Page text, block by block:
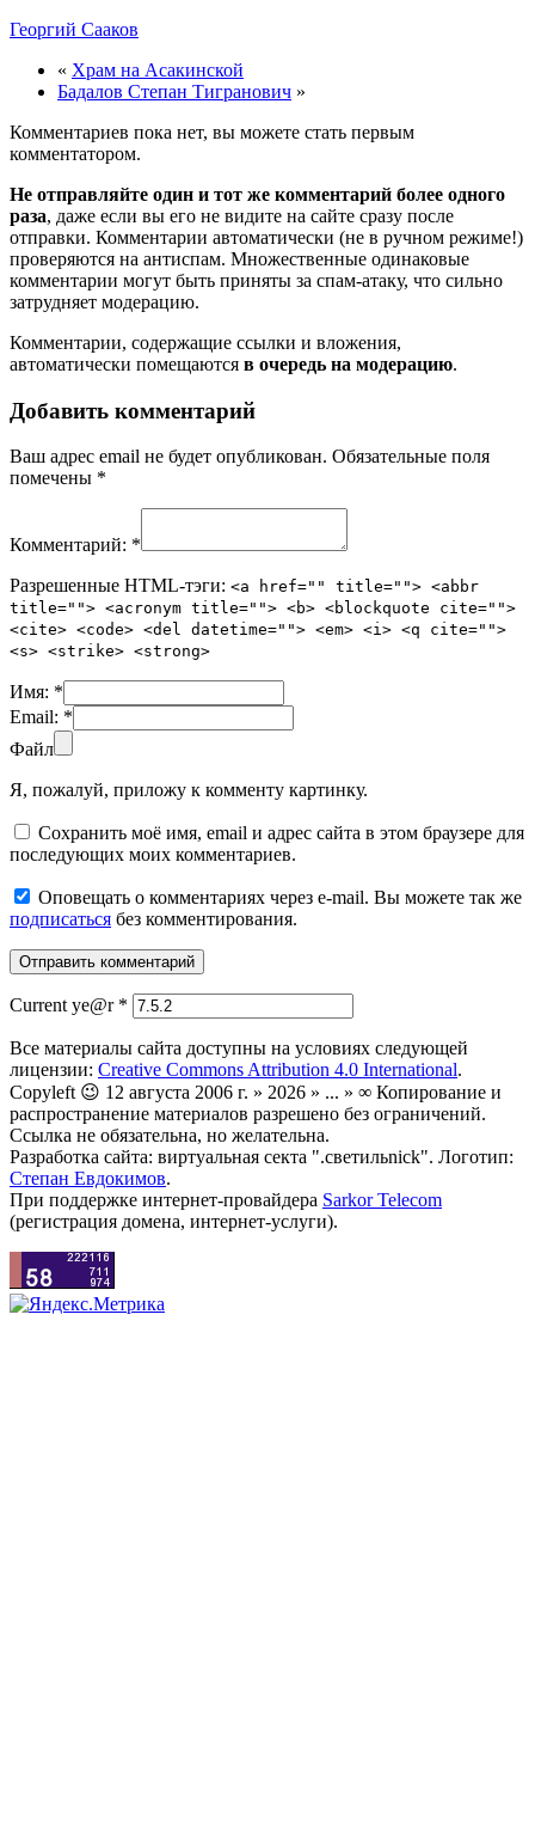
Георгий Сааков
« Храм на Асакинской
Бадалов Степан Тигранович »
Комментариев пока нет, вы можете стать первым
комментатором.
Не отправляйте один и тот же комментарий более одного
раза, даже если вы его не видите на сайте сразу после
отправки. Комментарии автоматически (не в ручном режиме!)
проверяются на антиспам. Множественные одинаковые
комментарии могут быть приняты за спам-атаку, что сильно
затрудняет модерацию.
Комментарии, содержащие ссылки и вложения,
автоматически помещаются в очередь на модерацию.
Добавить комментарий
Ваш адрес email не будет опубликован. Обязательные поля
помечены *
Комментарий: *
Разрешенные HTML-тэги: <a href="" title=""> <abbr
title=""> <acronym title=""> <b> <blockquote cite="">
<cite> <code> <del datetime=""> <em> <i> <q cite="">
<s> <strike> <strong>
Имя: *
Email: *
Файл
Я, пожалуй, приложу к комменту картинку.
Сохранить моё имя, email и адрес сайта в этом браузере для
последующих моих комментариев.
Оповещать о комментариях через e-mail. Вы можете так же
подписаться без комментирования.
Current ye@r *
Все материалы сайта доступны на условиях следующей
лицензии: Creative Commons Attribution 4.0 International.
Copyleft 😉 12 августа 2006 г. » 2026 » ... » ∞ Копирование и
распространение материалов разрешено без ограничений.
Ссылка не обязательна, но желательна.
Разработка сайта: виртуальная секта ".светильnick". Логотип:
Степан Евдокимов.
При поддержке интернет-провайдера Sarkor Telecom
(регистрация домена, интернет-услуги).